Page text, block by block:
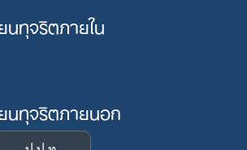
นทุจริตภายใน
นทุจริตภายนอก